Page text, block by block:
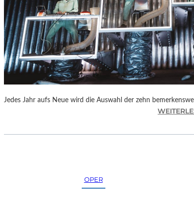
Jedes Jahr aufs Neue wird die Auswahl der zehn
OPER